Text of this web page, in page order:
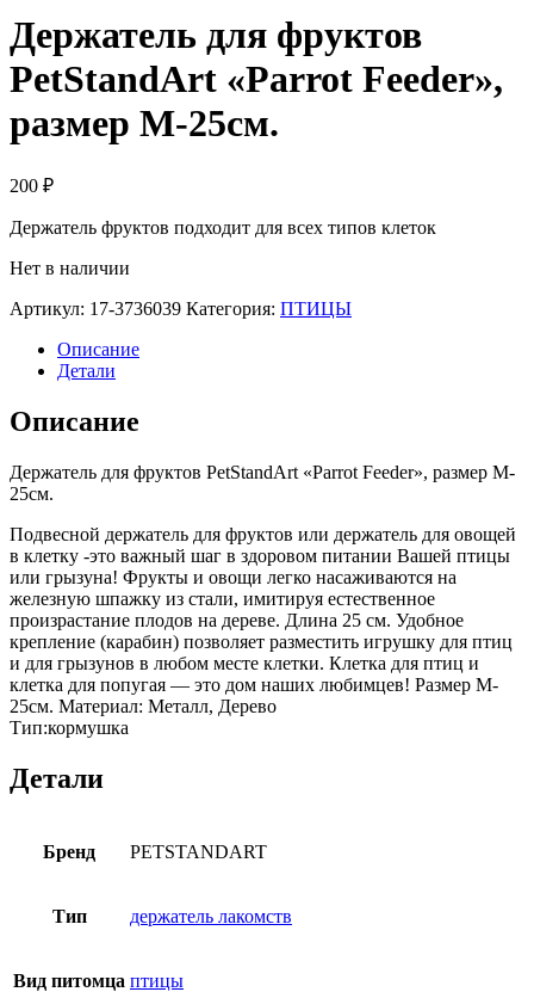
Держатель для фруктов
PetStandArt «Parrot Feeder»,
размер M-25см.
200 ₽
Держатель фруктов подходит для всех типов клеток
Нет в наличии
Артикул: 17-3736039 Категория: ПТИЦЫ
Описание
Детали
Описание
Держатель для фруктов PetStandArt «Parrot Feeder», размер M-
25см.
Подвесной держатель для фруктов или держатель для овощей
в клетку -это важный шаг в здоровом питании Вашей птицы
или грызуна! Фрукты и овощи легко насаживаются на
железную шпажку из стали, имитируя естественное
произрастание плодов на дереве. Длина 25 см. Удобное
крепление (карабин) позволяет разместить игрушку для птиц
и для грызунов в любом месте клетки. Клетка для птиц и
клетка для попугая — это дом наших любимцев! Размер M-
25см. Материал: Металл, Дерево
Тип:кормушка
Детали
Бренд PETSTANDART
Тип держатель лакомств
Вид питомца птицы